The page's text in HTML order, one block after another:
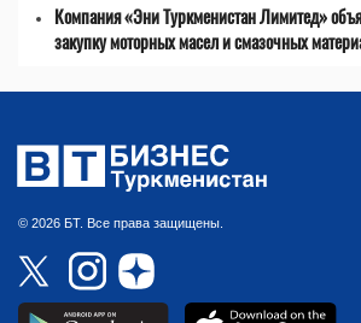
Компания «Эни Туркменистан Лимитед»
закупку моторных масел и смазочных
© 2026 БТ. Все права защищены.